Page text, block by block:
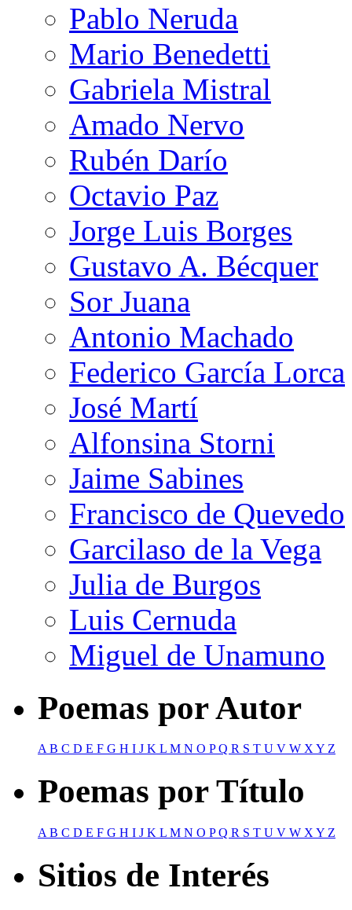
Pablo Neruda
Mario Benedetti
Gabriela Mistral
Amado Nervo
Rubén Darío
Octavio Paz
Jorge Luis Borges
Gustavo A. Bécquer
Sor Juana
Antonio Machado
Federico García Lorca
José Martí
Alfonsina Storni
Jaime Sabines
Francisco de Quevedo
Garcilaso de la Vega
Julia de Burgos
Luis Cernuda
Miguel de Unamuno
Poemas por Autor
AB C D E F G H I J K L M N O PQ R S T U V W XY Z
Poemas por Título
A B C D E F G H I J K L M N O PQ R S T U V W X Y Z
Sitios de Interés